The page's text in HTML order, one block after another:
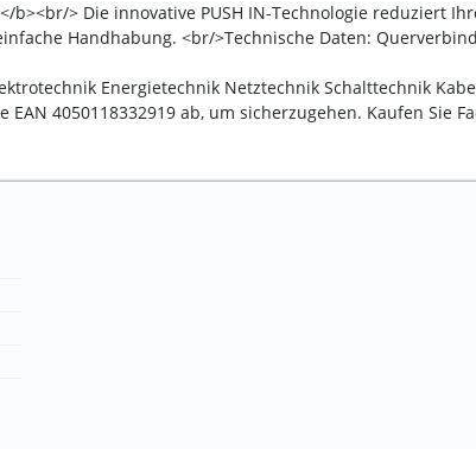
b><br/> Die innovative PUSH IN-Technologie
Handhabung. <br/>Technische Daten:
Energietechnik Netztechnik Schalttechnik
4050118332919 ab, um sicherzugehen. Kaufen Sie